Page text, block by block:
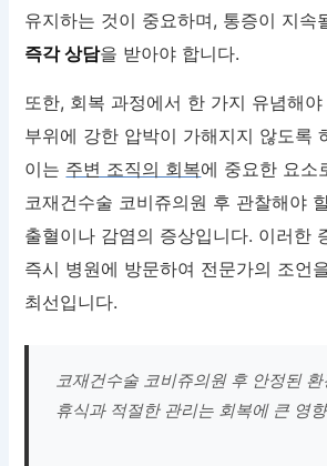
유지하는 것이 중요하며, 통증이 지속
즉각 상담을 받아야 합니다.
또한, 회복 과정에서 한 가지 유념해
부위에 강한 압박이 가해지지 않도록
이는 주변 조직의 회복에 중요한 요소
코재건수술 코비쥬의원 후 관찰해야
출혈이나 감염의 증상입니다. 이러한
즉시 병원에 방문하여 전문가의 조언
최선입니다.
코재건수술 코비쥬의원 후 안정된
휴식과 적절한 관리는 회복에 큰 영